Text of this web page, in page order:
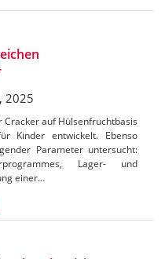
2025
auf Hülsenfruchtbasis
Kinder entwickelt. Ebenso
Parameter untersucht:
Lager- und
einer…